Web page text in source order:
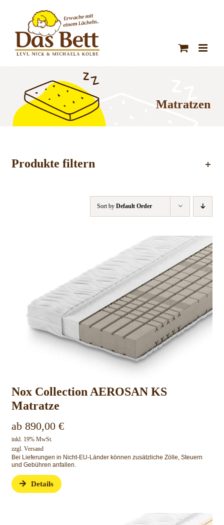
Matratzen
Produkte filtern
Sort byDefault Order
Nox Collection AEROSAN KS
Matratze
ab 890,00 €
inkl. 19% MwSt.
zzgl. Versand
Bei Lieferungen in Nicht-EU-Länder können zusätzliche Zölle, Steuern
und Gebühren anfallen.
Details